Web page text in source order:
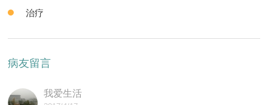
治疗
病友留言
我爱生活